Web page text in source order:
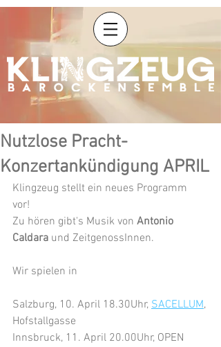
Nutzlose Pracht-
Konzertankündigung APRIL
Klingzeug stellt ein neues Programm
vor!
Zu hören gibt's Musik von Antonio
Caldara und ZeitgenossInnen.
Wir spielen in
Salzburg, 10. April 18.30Uhr, SACELLUM,
Hofstallgasse
Innsbruck, 11. April 20.00Uhr, OPEN